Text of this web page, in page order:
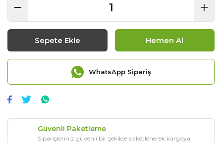
Sepete Ekle Hemen Al
WhatsApp Sipariş
Güvenli Paketleme
Siparişleriniz güvenli bir şekilde paketlenerek kargoya